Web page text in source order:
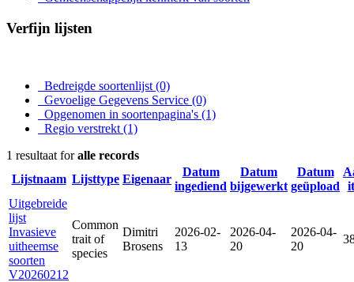
Verfijn lijsten
Bedreigde soortenlijst (0)
Gevoelige Gegevens Service (0)
Opgenomen in soortenpagina's (1)
Regio verstrekt (1)
1 resultaat foralle records
Lijstnaam Lijsttype Eigenaar
Datum
ingediend
Datum
bijgewerkt
Datum
geüpload
Uitgebreide
lijst
Invasieve
uitheemse
soorten
V20260212
Common
trait of
species
Dimitri
Brosens
2026-02-
13
2026-04-
20
2026-04-
20